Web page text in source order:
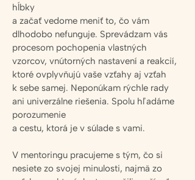
hĺbky
a začať vedome meniť to, čo vám
dlhodobo nefunguje. Sprevádzam vás
procesom pochopenia vlastných
vzorcov, vnútorných nastavení a reakcií,
ktoré ovplyvňujú vaše vzťahy aj vzťah
k sebe samej. Neponúkam rýchle rady
ani univerzálne riešenia. Spolu hľadáme
porozumenie
a cestu, ktorá je v súlade s vami.
V mentoringu pracujeme s tým, čo si
nesiete zo svojej minulosti, najmä zo